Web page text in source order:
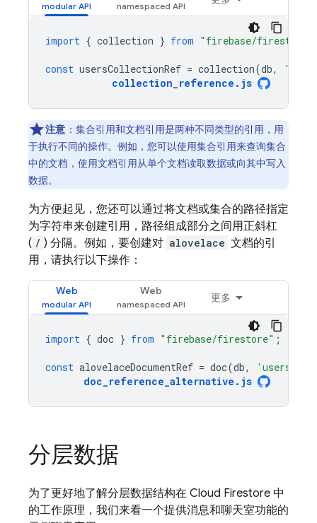
import { collection } from "firebase/firestore"
const usersCollectionRef = collection(db,
collection_reference . js
注意 ： 集合引用和文档引用是两种不同类型的引用，用
于执行不同的操作。例如，您可以使用集合引用来查询集合
中的文档，使用文档引用从单个文档读取数据或向其中写入
数据。
为方便起见，您还可以通过将文档或集合的路径指定
为字符串来创建引用，路径组成部分之间用正斜杠
( / ) 分隔。例如，要创建对 alovelace 文档的引
用，请执行以下操作：
Web Web
更多
import { doc } from "firebase/firestore" ;
const alovelaceDocumentRef = doc(db,
'users/
doc_reference_alternative . js
分层数据
为了更好地了解分层数据结构在 Cloud Firestore 中
的工作原理，我们来看一个提供消息和聊天室功能的